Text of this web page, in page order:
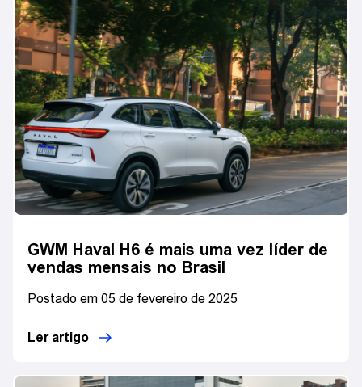
GWM Haval H6 é mais uma vez líder de
vendas mensais no Brasil
Postado em 05 de fevereiro de 2025
Ler artigo